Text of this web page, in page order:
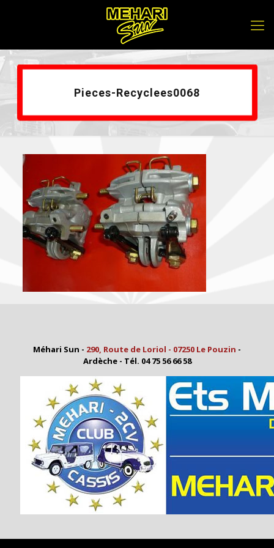
Pieces-Recyclees0068
Méhari Sun - 290, Route de Loriol - 07250 Le Pouzin -
Ardèche - Tél. 04 75 56 66 58